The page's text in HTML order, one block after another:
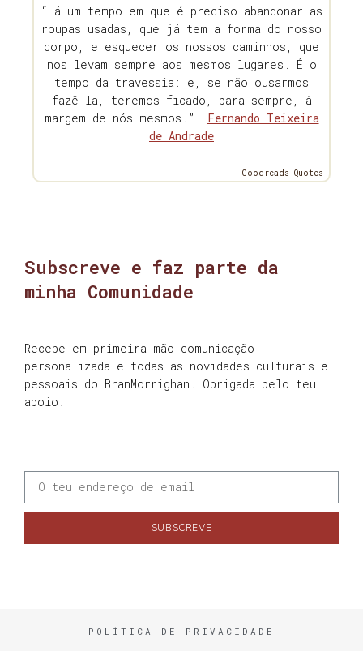
“Há um tempo em que é preciso abandonar as
roupas usadas, que já tem a forma do nosso
corpo, e esquecer os nossos caminhos, que
nos levam sempre aos mesmos lugares. É o
tempo da travessia: e, se não ousarmos
fazê-la, teremos ficado, para sempre, à
margem de nós mesmos.” —Fernando Teixeira
de Andrade
Goodreads Quotes
Subscreve e faz parte da
minha Comunidade
Recebe em primeira mão comunicação
personalizada e todas as novidades culturais e
pessoais do BranMorrighan. Obrigada pelo teu
apoio!
SUBSCREVE
POLÍTICA DE PRIVACIDADE